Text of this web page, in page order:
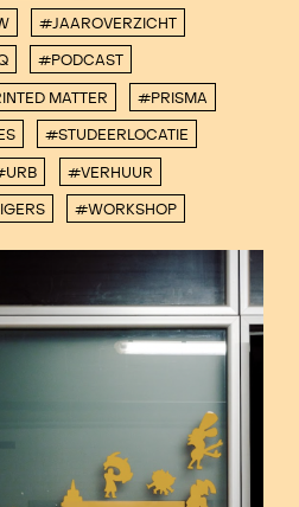
#JAAROVERZICHT
#PODCAST
MATTER #PRISMA
#STUDEERLOCATIE
#VERHUUR
#WORKSHOP